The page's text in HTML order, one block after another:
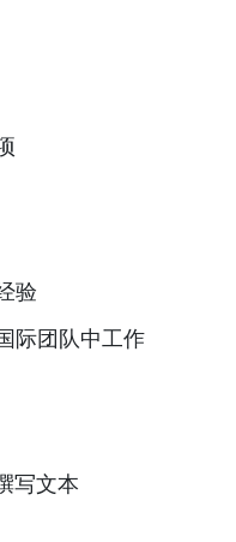
验
际团队中工作
写文本